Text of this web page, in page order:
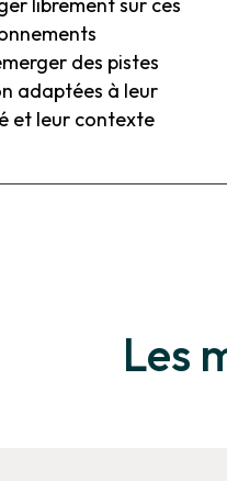
des pistes
adaptées à leur
et leur contexte
Les